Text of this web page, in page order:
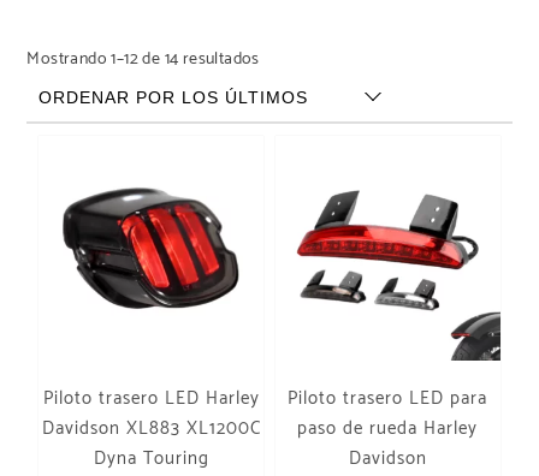
Mostrando 1–12 de 14 resultadosOrdenado por los últimos
Piloto trasero LED Harley
Davidson XL883 XL1200C
Dyna Touring
Piloto trasero LED para
paso de rueda Harley
Davidson